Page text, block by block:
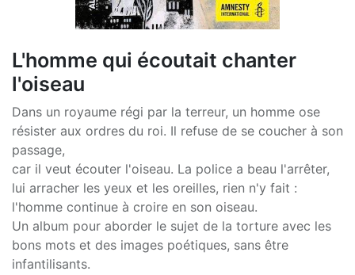
L'homme qui écoutait chanter
l'oiseau
Dans un royaume régi par la terreur, un homme ose
résister aux ordres du roi. Il refuse de se coucher à son
passage,
car il veut écouter l'oiseau. La police a beau l'arrêter,
lui arracher les yeux et les oreilles, rien n'y fait :
l'homme continue à croire en son oiseau.
Un album pour aborder le sujet de la torture avec les
bons mots et des images poétiques, sans être
infantilisants.